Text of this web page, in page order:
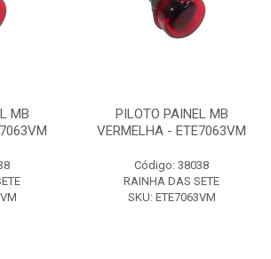
MB
PILOTO PAINEL MB
VERMELHA - ETE7063VM
Código: 38038
RAINHA DAS SETE
SKU: ETE7063VM